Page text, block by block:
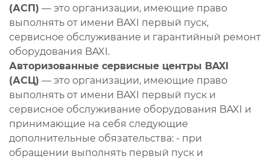
(АСП) — это организации, имеющие право
выполнять от имени BAXI первый пуск,
сервисное обслуживание и гарантийный ремонт
оборудования BAXI.
Авторизованные сервисные центры BAXI
(АСЦ) — это организации, имеющие право
выполнять от имени BAXI первый пуск и
сервисное обслуживание оборудования BAXI и
принимающие на себя следующие
дополнительные обязательства: - при
обращении выполнять первый пуск и